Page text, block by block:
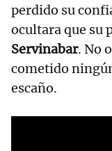
perdido su
ocultara que su
Servinabar. No
cometido
escaño.